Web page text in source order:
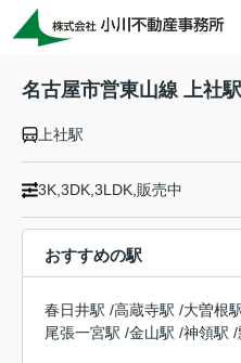
名古屋市営東山線 上社
上社駅
3K,3DK,3LDK,販売中
おすすめの駅
春日井駅 /高蔵寺駅 /大曽根
尾張一宮駅 /金山駅 /神領駅 /